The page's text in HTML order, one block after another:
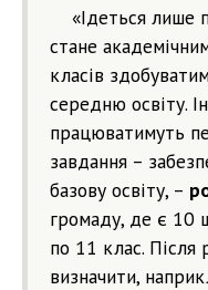
«Ідеться лише
стане
класів
середню освіту.
працюватимуть
завдання –
базову освіту, –
громаду, де є 10
по 11 клас.
визначити,